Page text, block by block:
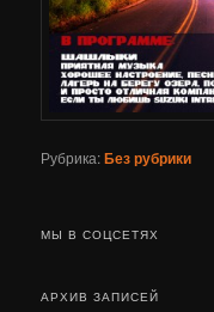
Рубрика:Без рубрики
МЫ В СОЦСЕТЯХ
АРХИВ ЗАПИСЕЙ